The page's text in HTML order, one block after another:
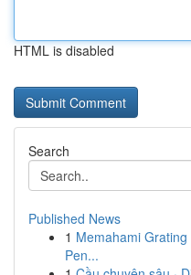
HTML is disabled
Search
Published News
1 Memahami
Pen...